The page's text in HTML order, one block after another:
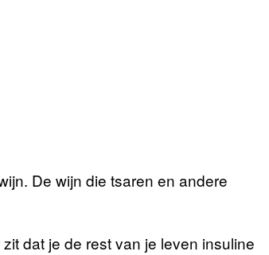
De wijn die tsaren en andere
dat je de rest van je leven insuline